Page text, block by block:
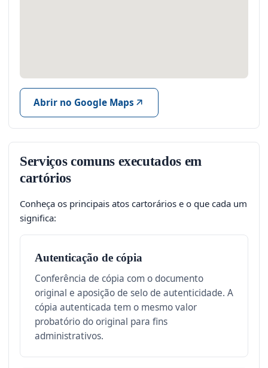
Abrir no Google Maps
Serviços comuns executados em
cartórios
Conheça os principais atos cartorários e o que cada um
significa:
Autenticação de cópia
Conferência de cópia com o documento
original e aposição de selo de autenticidade. A
cópia autenticada tem o mesmo valor
probatório do original para fins
administrativos.